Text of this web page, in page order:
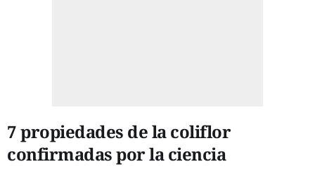
7 propiedades de la coliflor
confirmadas por la ciencia